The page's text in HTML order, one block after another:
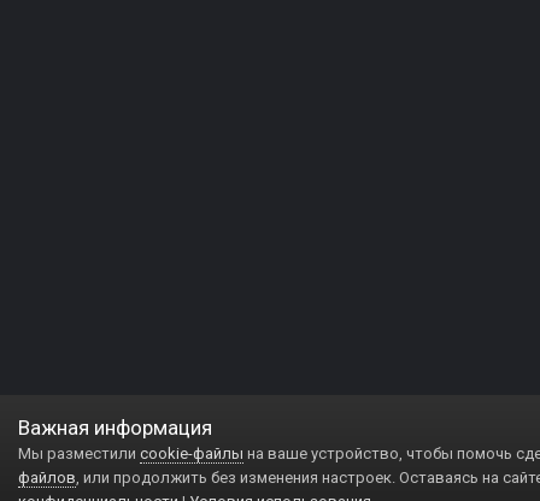
Важная информация
Мы разместили cookie-файлы на ваше устройство, чтобы помочь
файлов, или продолжить без изменения настроек. Оставаясь на